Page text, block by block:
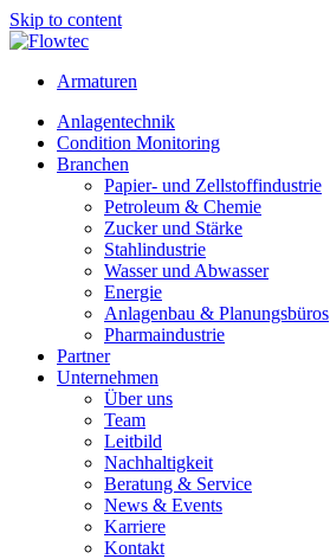
Skip to content
Armaturen
Anlagentechnik
Condition Monitoring
Branchen
Papier- und Zellstoffindustrie
Petroleum & Chemie
Zucker und Stärke
Stahlindustrie
Wasser und Abwasser
Energie
Anlagenbau & Planungsbüros
Pharmaindustrie
Partner
Unternehmen
Über uns
Team
Leitbild
Nachhaltigkeit
Beratung & Service
News & Events
Karriere
Kontakt